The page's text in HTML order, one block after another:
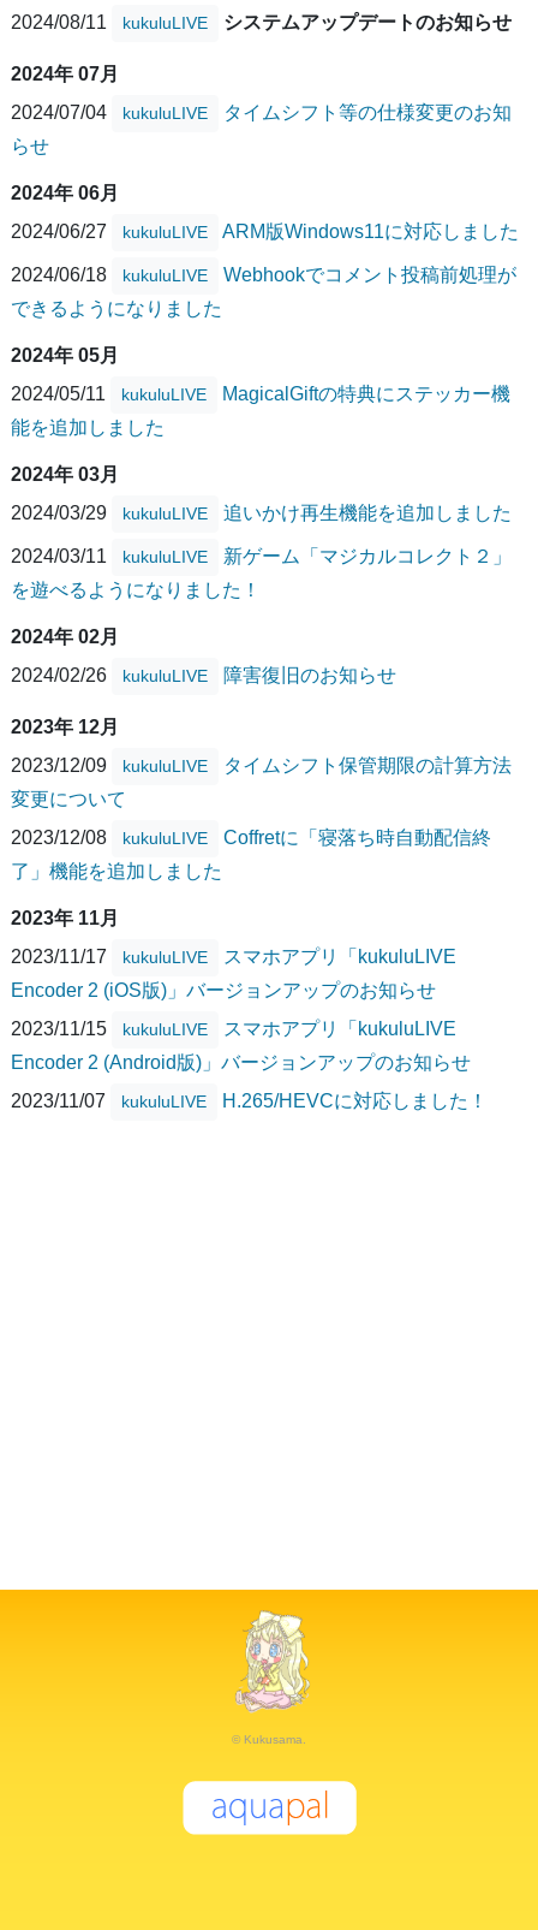
2024/08/11
kukuluLIVE システムアップデートのお知らせ
2024年 07月
2024/07/04
kukuluLIVE
タイムシフト等の仕様変更のお知
らせ
2024年 06月
2024/06/27
kukuluLIVE ARM版Windows11に対応しました
2024/06/18 kukuluLIVE
Webhookでコメント投稿前処理が
できるようになりました
2024年 05月
2024/05/11
kukuluLIVE
MagicalGiftの特典にステッカー機
能を追加しました
2024年 03月
2024/03/29
kukuluLIVE 追いかけ再生機能を追加しました
2024/03/11 kukuluLIVE
新ゲーム「マジカルコレクト２」
を遊べるようになりました！
2024年 02月
2024/02/26
kukuluLIVE 障害復旧のお知らせ
2023年 12月
2023/12/09
kukuluLIVE
タイムシフト保管期限の計算方法
変更について
2023/12/08
kukuluLIVE
Coffretに「寝落ち時自動配信終
了」機能を追加しました
2023年 11月
2023/11/17
kukuluLIVE
スマホアプリ「kukuluLIVE
Encoder 2 (iOS版)」バージョンアップのお知らせ
2023/11/15
kukuluLIVE
スマホアプリ「kukuluLIVE
Encoder 2 (Android版)」バージョンアップのお知らせ
2023/11/07
kukuluLIVE H.265/HEVCに対応しました！
© Kukusama.